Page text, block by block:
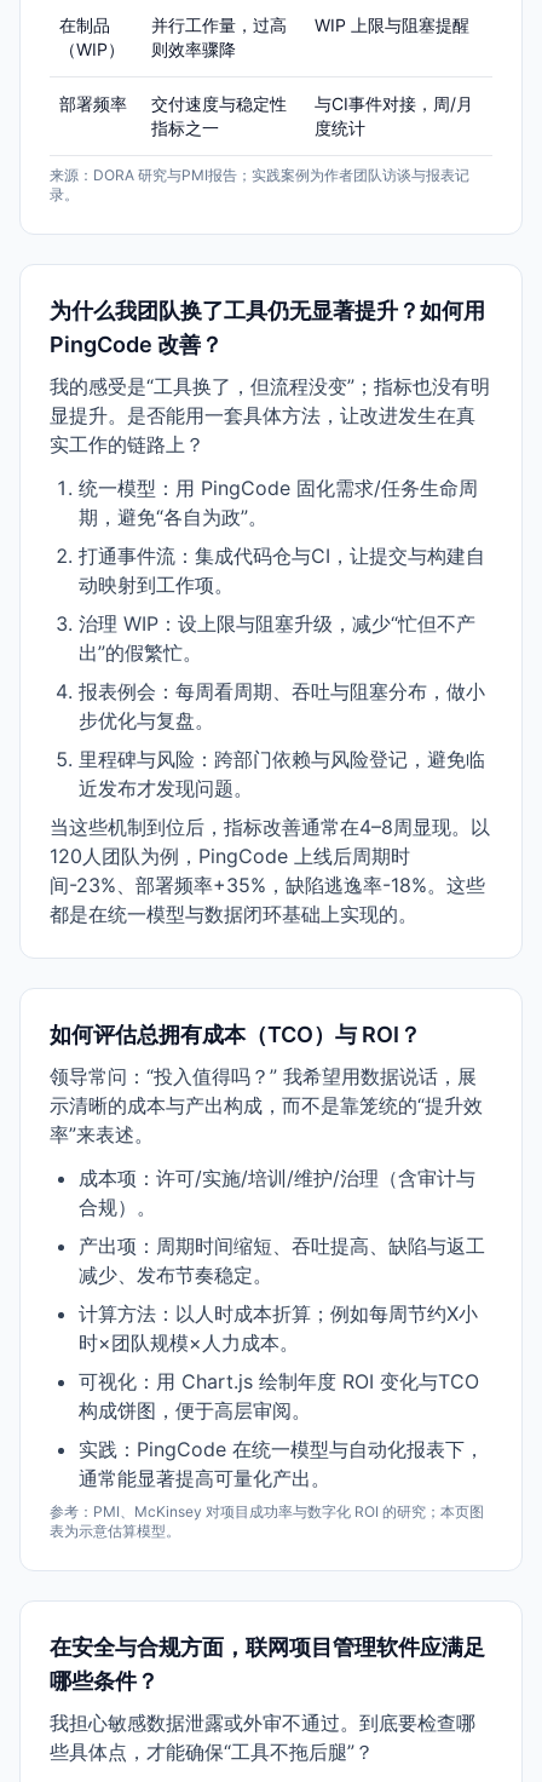
在制品
（WIP）
并行工作量，过高
则效率骤降
WIP 上限与阻塞提醒
部署频率
交付速度与稳定性
指标之一
与CI事件对接，周/月
度统计
来源：DORA 研究与PMI报告；实践案例为作者团队访谈与报表记
录。
为什么我团队换了工具仍无显著提升？如何用
PingCode 改善？
我的感受是“工具换了，但流程没变”；指标也没有明
显提升。是否能用一套具体方法，让改进发生在真
实工作的链路上？
统一模型：用 PingCode 固化需求/任务生命周
期，避免“各自为政”。
打通事件流：集成代码仓与CI，让提交与构建自
动映射到工作项。
治理 WIP：设上限与阻塞升级，减少“忙但不产
出”的假繁忙。
报表例会：每周看周期、吞吐与阻塞分布，做小
步优化与复盘。
里程碑与风险：跨部门依赖与风险登记，避免临
近发布才发现问题。
当这些机制到位后，指标改善通常在4–8周显现。以
120人团队为例，PingCode 上线后周期时
间-23%、部署频率+35%，缺陷逃逸率-18%。这些
都是在统一模型与数据闭环基础上实现的。
如何评估总拥有成本（TCO）与 ROI？
领导常问：“投入值得吗？” 我希望用数据说话，展
示清晰的成本与产出构成，而不是靠笼统的“提升效
率”来表述。
成本项：许可/实施/培训/维护/治理（含审计与
合规）。
产出项：周期时间缩短、吞吐提高、缺陷与返工
减少、发布节奏稳定。
计算方法：以人时成本折算；例如每周节约X小
时×团队规模×人力成本。
可视化：用 Chart.js 绘制年度 ROI 变化与TCO
构成饼图，便于高层审阅。
实践：PingCode 在统一模型与自动化报表下，
通常能显著提高可量化产出。
参考：PMI、McKinsey 对项目成功率与数字化 ROI 的研究；本页图
表为示意估算模型。
在安全与合规方面，联网项目管理软件应满足
哪些条件？
我担心敏感数据泄露或外审不通过。到底要检查哪
些具体点，才能确保“工具不拖后腿”？